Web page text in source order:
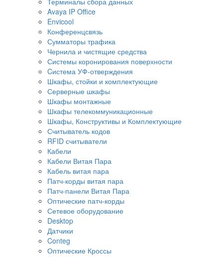
Avaya IP Office
Envicool
Конференцсвязь
Сумматоры трафика
Чернила и чистящие средства
Системы коронирования поверхности
Cистема УФ-отверждения
Шкафы, стойки и комплектующие
Серверные шкафы
Шкафы монтажные
Шкафы телекоммуникационные
Шкафы, Конструктивы и Комплектующие
Считыватель кодов
RFID считыватели
Кабели
Кабели Витая Пара
Кабель витая пара
Патч-корды витая пара
Патч-панели Витая Пара
Оптические патч-корды
Сетевое оборудование
Desktop
Датчики
Conteg
Оптические Кроссы